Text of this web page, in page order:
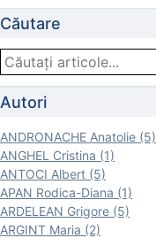
Căutare
Autori
ANDRONACHE Anatolie (5)
ANGHEL Cristina (1)
ANTOCI Albert (5)
APAN Rodica-Diana (1)
ARDELEAN Grigore (5)
ARGINT Maria (2)